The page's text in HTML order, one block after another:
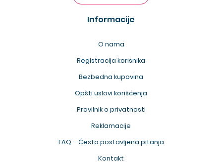
Informacije
O nama
Registracija korisnika
Bezbedna kupovina
Opšti uslovi korišćenja
Pravilnik o privatnosti
Reklamacije
FAQ – Često postavljena pitanja
Kontakt